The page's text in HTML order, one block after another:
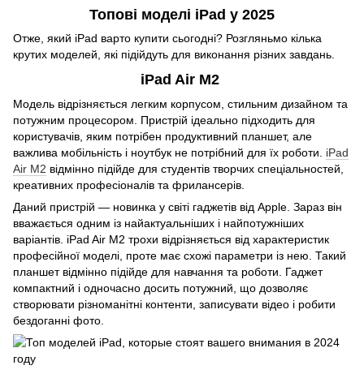
Топові моделі iPad у 2025
Отже, який iPad варто купити сьогодні? Розгляньмо кілька
крутих моделей, які підійдуть для виконання різних завдань.
iPad Air M2
Модель відрізняється легким корпусом, стильним дизайном та
потужним процесором. Пристрій ідеально підходить для
користувачів, яким потрібен продуктивний планшет, але
важлива мобільність і ноутбук не потрібний для їх роботи. iPad
Air M2 відмінно підійде для студентів творчих спеціальностей,
креативних професіоналів та фрилансерів.
Даний пристрій — новинка у світі гаджетів від Apple. Зараз він
вважається одним із найактуальніших і найпотужніших
варіантів. iPad Air M2 трохи відрізняється від характеристик
професійної моделі, проте має схожі параметри із нею. Такий
планшет відмінно підійде для навчання та роботи. Гаджет
компактний і одночасно досить потужний, що дозволяє
створювати різноманітні контенти, записувати відео і робити
бездоганні фото.